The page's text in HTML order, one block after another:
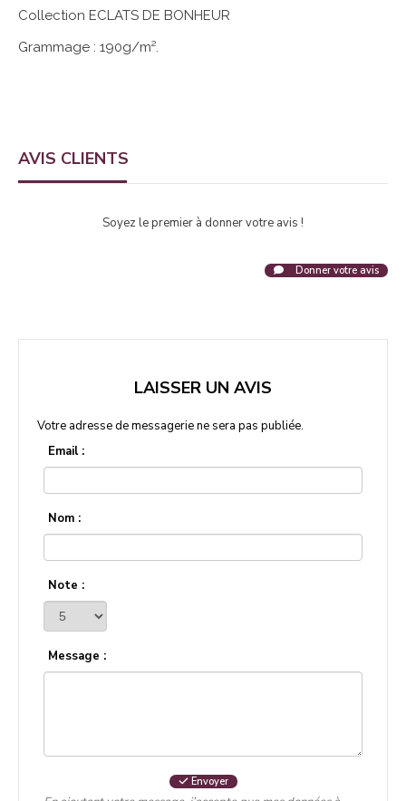
Collection ECLATS DE BONHEUR
Grammage : 190g/m².
AVIS CLIENTS
Soyez le premier à donner votre avis !
Donner votre avis
LAISSER UN AVIS
Votre adresse de messagerie ne sera pas publiée.
Email :
Nom :
Note :
Message :
Envoyer